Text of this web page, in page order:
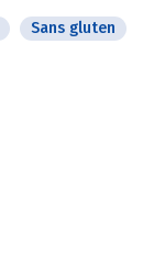
Sans gluten